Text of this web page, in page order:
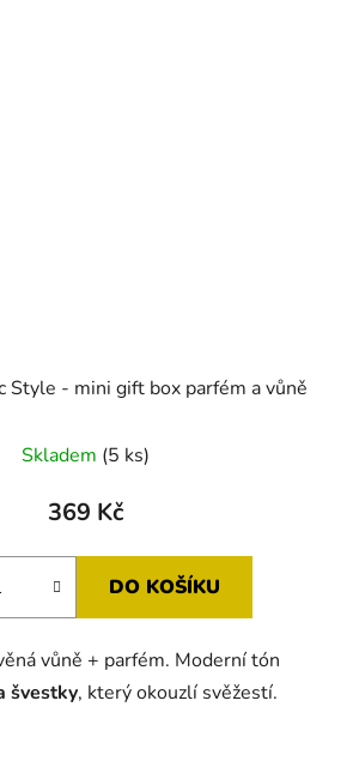
Style - mini gift box parfém a vůně
Skladem (5 ks)
369 Kč
DO KOŠÍKU
vůně + parfém. Moderní tón
švestky, který okouzlí svěžestí.